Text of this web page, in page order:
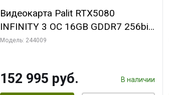
Видеокарта Palit RTX5080
INFINITY 3 OC 16GB GDDR7 256bit
3xDP HDMI 3FAN RTL
Модель: 244009
152 995 руб. В наличии